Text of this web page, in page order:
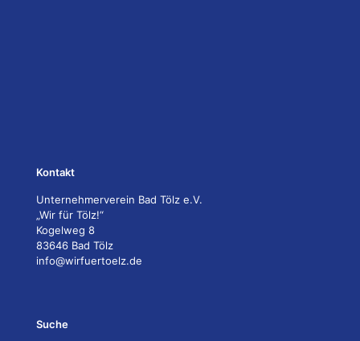
Kontakt
Unternehmerverein Bad Tölz e.V.
„Wir für Tölz!“
Kogelweg 8
83646 Bad Tölz
info@wirfuertoelz.de
Suche